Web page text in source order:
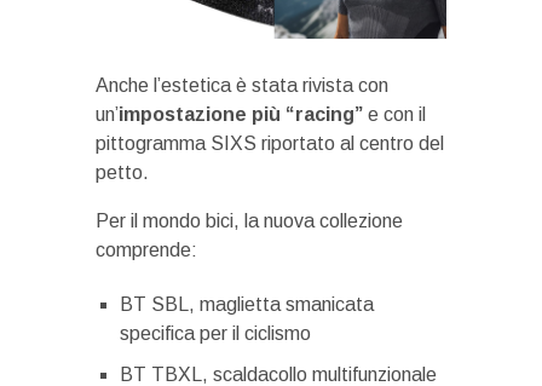
Anche l’estetica è stata rivista con
un’impostazione più “racing” e con il
pittogramma SIXS riportato al centro del
petto.
Per il mondo bici, la nuova collezione
comprende:
BT SBL, maglietta smanicata
specifica per il ciclismo
BT TBXL, scaldacollo multifunzionale